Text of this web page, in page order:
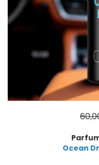
Tablou Aluminiu
Calendare
Ceas Personalizat
Ocean